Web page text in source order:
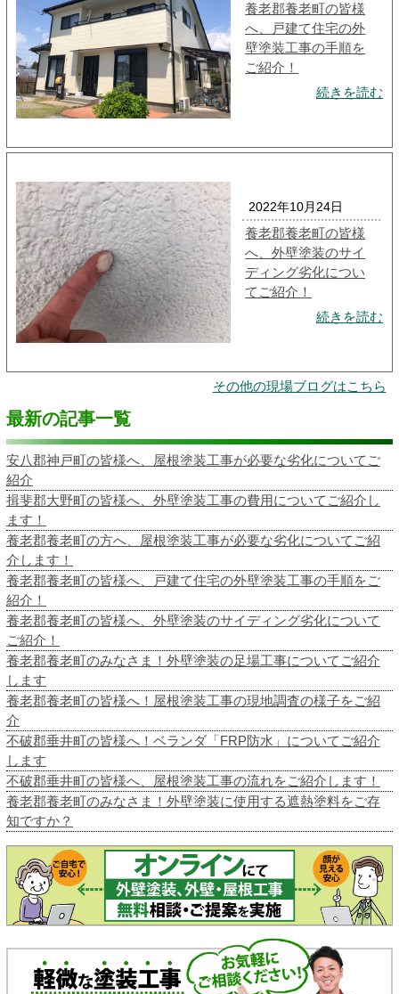
養老郡養老町の皆様
へ、戸建て住宅の外
壁塗装工事の手順を
ご紹介！
続きを読む
2022年10月24日
養老郡養老町の皆様
へ、外壁塗装のサイ
ディング劣化につい
てご紹介！
続きを読む
その他の現場ブログはこちら
最新の記事一覧
安八郡神戸町の皆様へ、屋根塗装工事が必要な劣化についてご
紹介
揖斐郡大野町の皆様へ、外壁塗装工事の費用についてご紹介し
ます！
養老郡養老町の方へ、屋根塗装工事が必要な劣化についてご紹
介します！
養老郡養老町の皆様へ、戸建て住宅の外壁塗装工事の手順をご
紹介！
養老郡養老町の皆様へ、外壁塗装のサイディング劣化について
ご紹介！
養老郡養老町のみなさま！外壁塗装の足場工事についてご紹介
します
養老郡養老町の皆様へ！屋根塗装工事の現地調査の様子をご紹
介
不破郡垂井町の皆様へ！ベランダ「FRP防水」についてご紹介
します
不破郡垂井町の皆様へ、屋根塗装工事の流れをご紹介します！
養老郡養老町のみなさま！外壁塗装に使用する遮熱塗料をご存
知ですか？